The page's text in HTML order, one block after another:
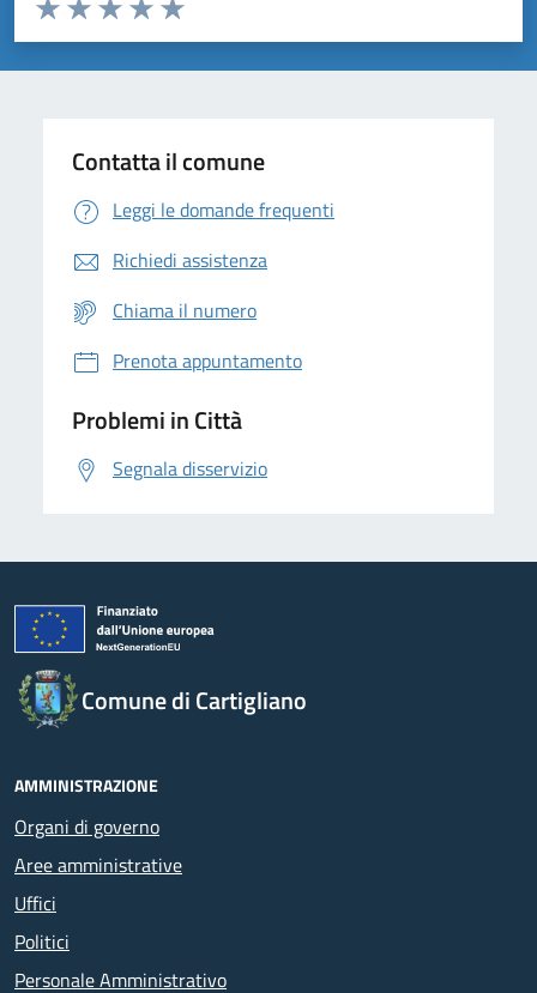
Valuta 5 stelle su 5
Valuta 4 stelle su 5
Valuta 3 stelle su 5
Valuta 2 stelle su 5
Valuta 1 stelle su 5
Contatta il comune
Leggi le domande frequenti
Richiedi assistenza
Chiama il numero
Prenota appuntamento
Problemi in Città
Segnala disservizio
Comune di Cartigliano
AMMINISTRAZIONE
Organi di governo
Aree amministrative
Uffici
Politici
Personale Amministrativo